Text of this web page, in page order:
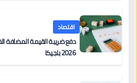
اقتصاد
دفع ضريبة القيمة المضافة
2026 بلجيكا